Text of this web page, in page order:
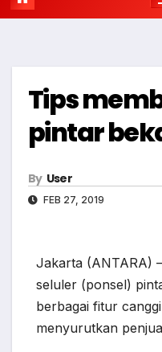
Tips
pintar
By User
FEB 27, 2019
Jakarta (ANTARA)
seluler (ponsel)
berbagai fitur
menyurutkan